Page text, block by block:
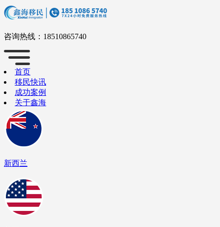
咨询热线： 18510865740
首页
移民快讯
成功案例
关于鑫海
新西兰